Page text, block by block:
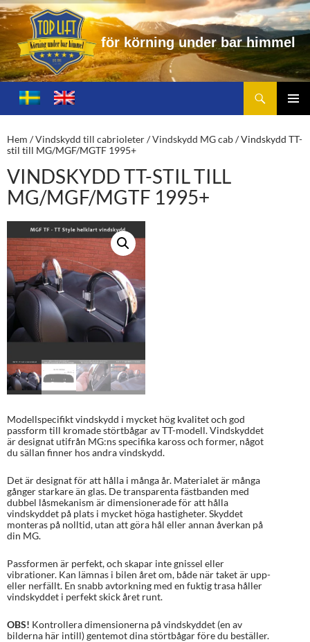
ör körning under bar himme
Toplift.se – för körning under bar himmel
HOPPA
TILL
Hem /Vindskydd till cabrioleter/Vindskydd MG cab/ Vindskydd TT-
stil till MG/MGF/MGTF 1995+
VINDSKYDD TT-STIL TILL
MG/MGF/MGTF 1995+
Modellspecifikt vindskydd i mycket hög kvalitet och god
passform till kromade störtbågar av TT-modell. Vindskyddet
är designat utifrån MG:ns specifika kaross och former, något
du sällan finner hos andra vindskydd.
Det är designat för att hålla i många år. Materialet är många
gånger starkare än glas. De transparenta fästbanden med
dubbel låsmekanism är dimensionerade för att hålla
vindskyddet på plats i mycket höga hastigheter. Skyddet
monteras på nolltid, utan att göra hål eller annan åverkan på
din MG.
Passformen är perfekt, och skapar inte gnissel eller
vibrationer. Kan lämnas i bilen året om, både när taket är upp-
eller nerfällt. En snabb avtorkning med en fuktig trasa håller
vindskyddet i perfekt skick året runt.
OBS! Kontrollera dimensionerna på vindskyddet (en av
bilderna här intill) gentemot dina störtbågar före du beställer.